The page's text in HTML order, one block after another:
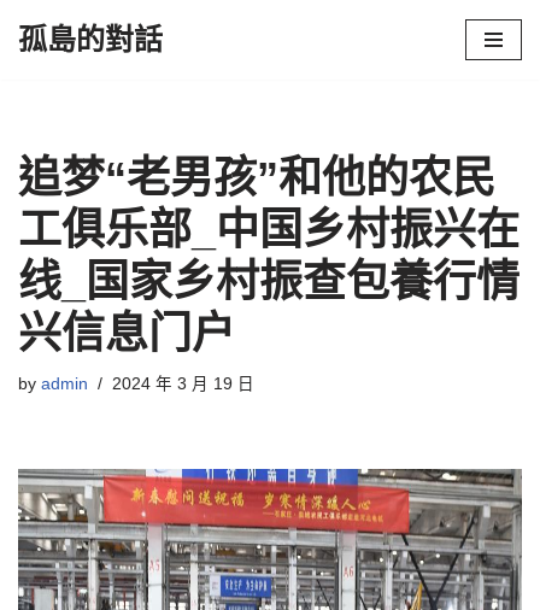
孤島的對話
追梦“老男孩”和他的农民
工俱乐部_中国乡村振兴在
线_国家乡村振查包養行情
兴信息门户
by admin 2024 年 3 月 19 日